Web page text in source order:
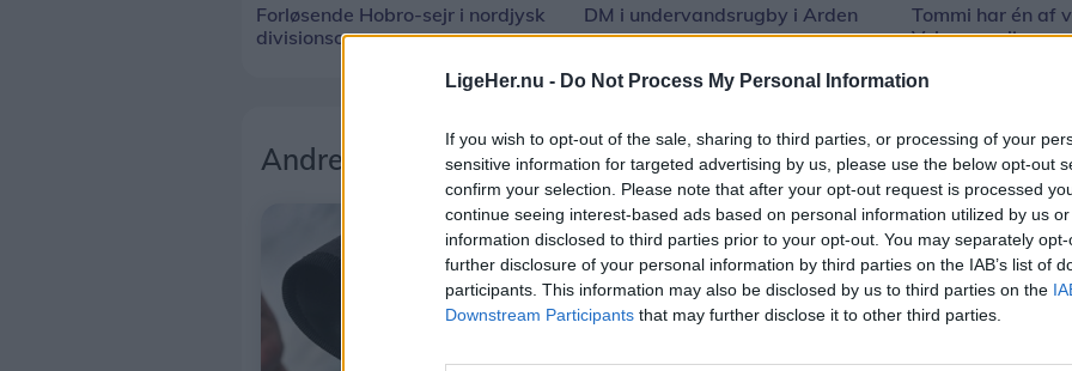
LigeHer.nu - Do Not Process My Personal Information
If you wish to opt-out of the sale, sharing to third parties, or processing of your
sensitive information for targeted advertising by us, please use the below opt-out
confirm your selection. Please note that after your opt-out request is processed
continue seeing interest-based ads based on personal information utilized by us
information disclosed to third parties prior to your opt-out. You may separately
further disclosure of your personal information by third parties on the IAB’s list of
participants. This information may also be disclosed by us to third parties on the
Downstream Participants that may further disclose it to other third parties.
Forløsende Hobro-sejr i nordjysk
divisionsopgør
DM i undervandsrugby i Arden
Tommi har én af
Volvo-samlinger
Andre læser også